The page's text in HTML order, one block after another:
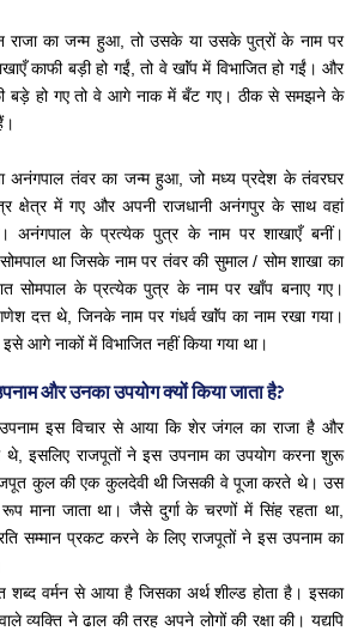
का जन्म हुआ, तो उसके या उसके पुत्रों के नाम पर
काफी बड़ी हो गईं, तो वे खाॅंप में विभाजित हो गईं। और
बड़े हो गए तो वे आगे नाक में बँट गए। ठीक से समझने के
अनंगपाल तंवर का जन्म हुआ, जो मध्य प्रदेश के तंवरघर
क्षेत्र में गए और अपनी राजधानी अनंगपुर के साथ वहां
अनंगपाल के प्रत्येक पुत्र के नाम पर शाखाएँ बनीं।
था जिसके नाम पर तंवर की सुमाल / सोम शाखा का
सोमपाल के प्रत्येक पुत्र के नाम पर खाँप बनाए गए।
दत्त थे, जिनके नाम पर गंधर्व खाॅंप का नाम रखा गया।
आगे नाकों में विभाजित नहीं किया गया था।
और उनका उपयोग क्यों किया जाता है?
इस विचार से आया कि शेर जंगल का राजा है और
थे, इसलिए राजपूतों ने इस उपनाम का उपयोग करना शुरू
कुल की एक कुलदेवी थी जिसकी वे पूजा करते थे। उस
माना जाता था। जैसे दुर्गा के चरणों में सिंह रहता था,
सम्मान प्रकट करने के लिए राजपूतों ने इस उपनाम का
शब्द वर्मन से आया है जिसका अर्थ शील्ड होता है। इसका
व्यक्ति ने ढाल की तरह अपने लोगों की रक्षा की। यद्यपि